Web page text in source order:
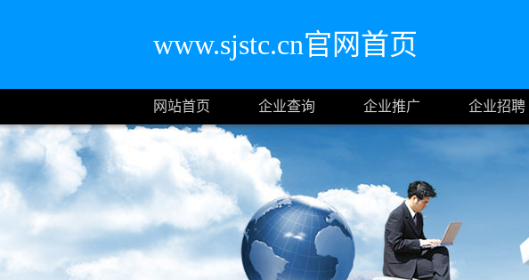
www.sjstc.cn官网首页
网站首页 企业查询 企业推广 企业招聘